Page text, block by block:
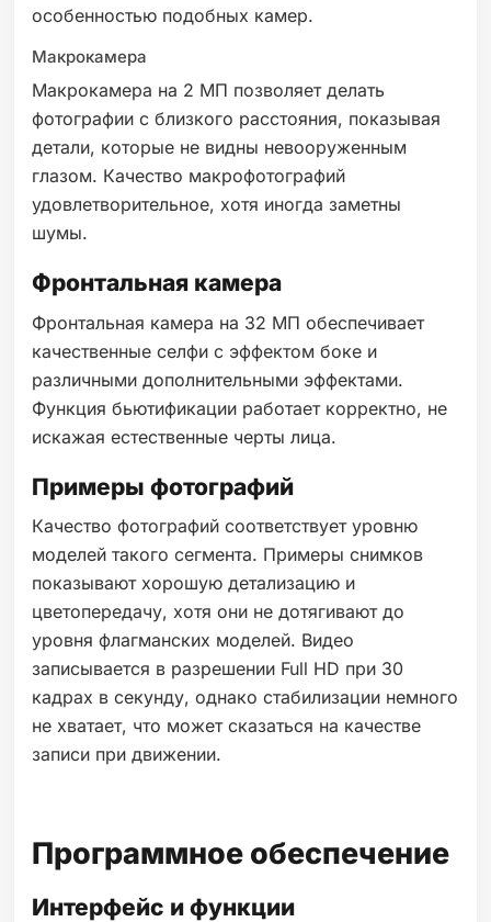
особенностью подобных камер.
Макрокамера
Макрокамера на 2 МП позволяет делать
фотографии с близкого расстояния, показывая
детали, которые не видны невооруженным
глазом. Качество макрофотографий
удовлетворительное, хотя иногда заметны
шумы.
Фронтальная камера
Фронтальная камера на 32 МП обеспечивает
качественные селфи с эффектом боке и
различными дополнительными эффектами.
Функция бьютификации работает корректно, не
искажая естественные черты лица.
Примеры фотографий
Качество фотографий соответствует уровню
моделей такого сегмента. Примеры снимков
показывают хорошую детализацию и
цветопередачу, хотя они не дотягивают до
уровня флагманских моделей. Видео
записывается в разрешении Full HD при 30
кадрах в секунду, однако стабилизации немного
не хватает, что может сказаться на качестве
записи при движении.
Программное обеспечение
Интерфейс и функции